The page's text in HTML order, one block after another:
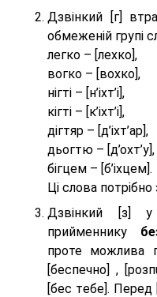
Дзвінкий [г]
обмеженій групі
легко – [лехко],
вогко – [вохко],
нігті – [н’іхт’і],
кігті – [к’іхт’і],
дігтяр – [д’іхт’ар],
дьогтю – [д’охт’у],
бігцем – [б’іхцем].
Ці слова потрібно
Дзвінкий [з] у
прийменнику
проте можлива
[беспeчно] ,
[бес тeбе]. Перед